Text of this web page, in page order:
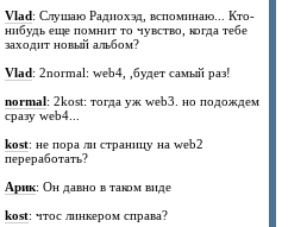
Vlad: Слушаю Радиохэд, вспоминаю... Кто-
нибудь еще помнит то чувство, когда тебе
заходит новый альбом?
Vlad: 2normal: web4, ,будет самый раз!
normal: 2kost: тогда уж web3. но подождем
сразу web4...
kost: не пора ли страницу на web2
переработать?
Арик: Он давно в таком виде
kost: чтос линкером справа?